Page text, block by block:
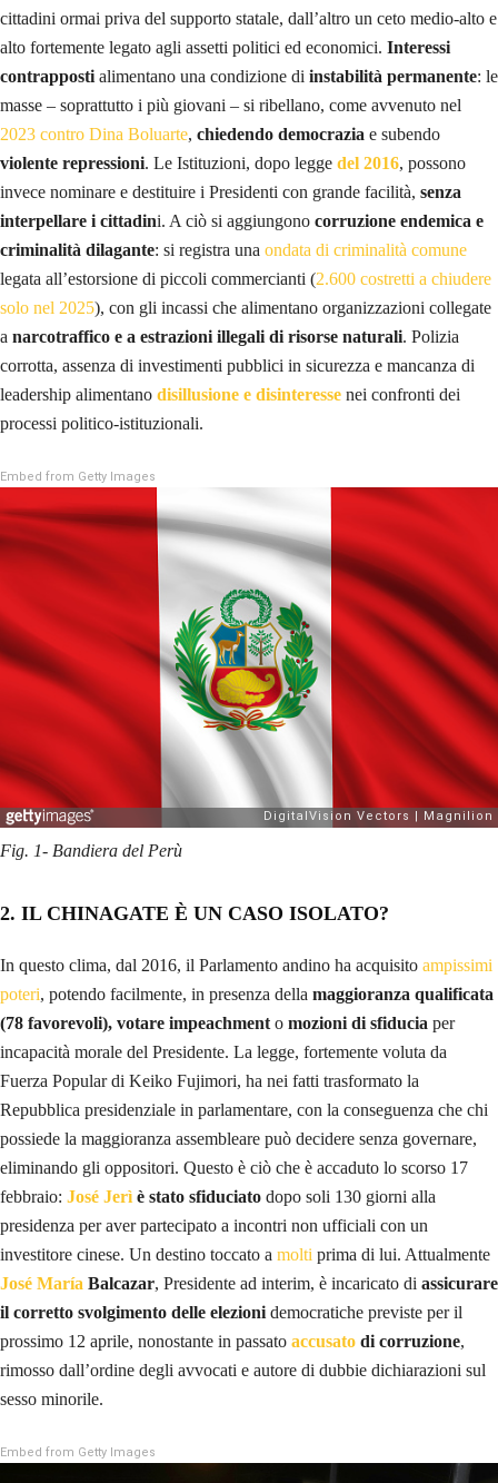
cittadini ormai priva del supporto statale, dall’altro un ceto medio-alto e
alto fortemente legato agli assetti politici ed economici. Interessi
contrapposti alimentano una condizione di instabilità permanente: le
masse – soprattutto i più giovani – si ribellano, come avvenuto nel
2023 contro Dina Boluarte, chiedendo democrazia e subendo
violente repressioni. Le Istituzioni, dopo legge del 2016, possono
invece nominare e destituire i Presidenti con grande facilità, senza
interpellare i cittadini. A ciò si aggiungono corruzione endemica e
criminalità dilagante: si registra una ondata di criminalità comune
legata all’estorsione di piccoli commercianti (2.600 costretti a chiudere
solo nel 2025), con gli incassi che alimentano organizzazioni collegate
a narcotraffico e a estrazioni illegali di risorse naturali. Polizia
corrotta, assenza di investimenti pubblici in sicurezza e mancanza di
leadership alimentano disillusione e disinteresse nei confronti dei
processi politico-istituzionali.
Embed from Getty Images
Fig. 1- Bandiera del Perù
2. IL CHINAGATE È UN CASO ISOLATO?
In questo clima, dal 2016, il Parlamento andino ha acquisito ampissimi
poteri, potendo facilmente, in presenza della maggioranza qualificata
(78 favorevoli), votare impeachment o mozioni di sfiducia per
incapacità morale del Presidente. La legge, fortemente voluta da
Fuerza Popular di Keiko Fujimori, ha nei fatti trasformato la
Repubblica presidenziale in parlamentare, con la conseguenza che chi
possiede la maggioranza assembleare può decidere senza governare,
eliminando gli oppositori. Questo è ciò che è accaduto lo scorso 17
febbraio: José Jerì è stato sfiduciato dopo soli 130 giorni alla
presidenza per aver partecipato a incontri non ufficiali con un
investitore cinese. Un destino toccato a molti prima di lui. Attualmente
José María Balcazar, Presidente ad interim, è incaricato di assicurare
il corretto svolgimento delle elezioni democratiche previste per il
prossimo 12 aprile, nonostante in passato accusato di corruzione,
rimosso dall’ordine degli avvocati e autore di dubbie dichiarazioni sul
sesso minorile.
Embed from Getty Images